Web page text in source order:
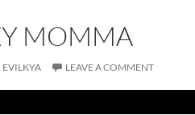
MOMMA
EVILKYA LEAVE A COMMENT